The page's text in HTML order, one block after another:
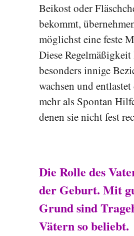
Beikost oder
bekommt,
möglichst eine feste
Diese Regelmäßigkeit
besonders innige
wachsen und
mehr als Spontan
denen sie nicht fest
Die Rolle des
der Geburt. Mit
Grund sind
Vätern so beliebt.